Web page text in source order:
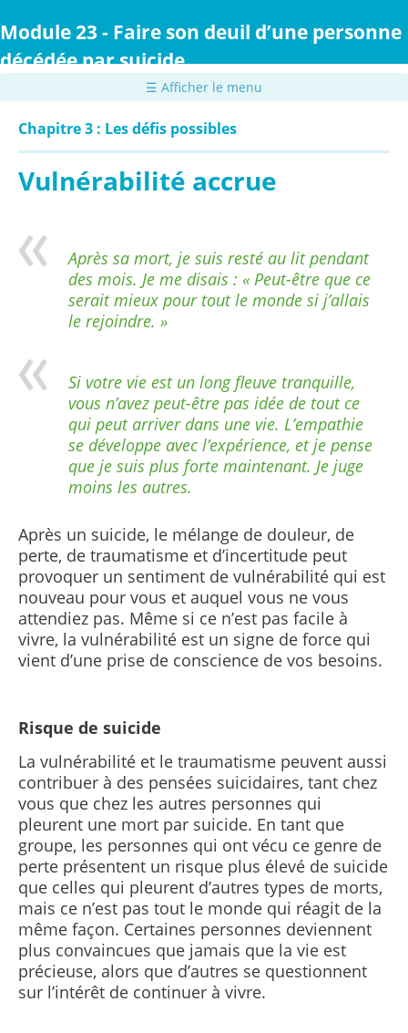
au
principal
Module 23 - Faire son deuil d’une personne
décédée par suicide
☰ Afficher le menu
Chapitre 3 : Les défis possibles
Vulnérabilité accrue
Après sa mort, je suis resté au lit pendant
des mois. Je me disais : « Peut-être que ce
serait mieux pour tout le monde si j’allais
le rejoindre. »
Si votre vie est un long fleuve tranquille,
vous n’avez peut-être pas idée de tout ce
qui peut arriver dans une vie. L’empathie
se développe avec l’expérience, et je pense
que je suis plus forte maintenant. Je juge
moins les autres.
Après un suicide, le mélange de douleur, de
perte, de traumatisme et d’incertitude peut
provoquer un sentiment de vulnérabilité qui est
nouveau pour vous et auquel vous ne vous
attendiez pas. Même si ce n’est pas facile à
vivre, la vulnérabilité est un signe de force qui
vient d’une prise de conscience de vos besoins.
Risque de suicide
La vulnérabilité et le traumatisme peuvent aussi
contribuer à des pensées suicidaires, tant chez
vous que chez les autres personnes qui
pleurent une mort par suicide. En tant que
groupe, les personnes qui ont vécu ce genre de
perte présentent un risque plus élevé de suicide
que celles qui pleurent d’autres types de morts,
mais ce n’est pas tout le monde qui réagit de la
même façon. Certaines personnes deviennent
plus convaincues que jamais que la vie est
précieuse, alors que d’autres se questionnent
sur l’intérêt de continuer à vivre.